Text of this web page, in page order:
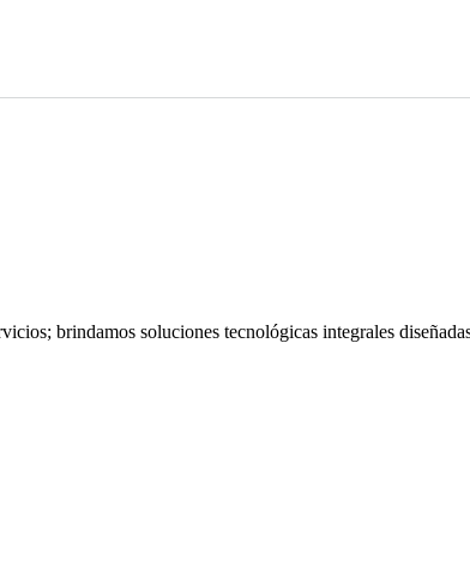
brindamos soluciones tecnológicas integrales